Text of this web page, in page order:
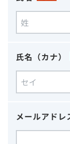
氏名（カナ）
メールアドレ